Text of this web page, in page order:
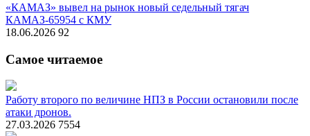
«КАМАЗ» вывел на рынок новый седельный тягач
КАМАЗ-65954 с КМУ
18.06.2026 92
Самое читаемое
Работу второго по величине НПЗ в России остановили после
атаки дронов.
27.03.2026 7554